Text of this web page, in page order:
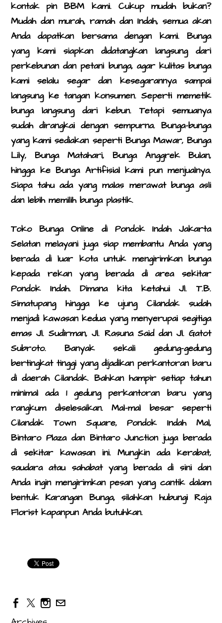
kontak pin BBM kami. Cukup mudah bukan?
Mudah dan murah, ramah dan Indah, semua akan
Anda dapatkan bersama dengan kami. Bunga
yang kami siapkan didatangkan langsung dari
perkebunan dan petani bunga, agar kulitas bunga
kami selalu segar dan kesegarannya sampai
langsung ke tangan konsumen. Seperti memetik
bunga langsung dari kebun. Tetapi semuanya
sudah dirangkai dengan sempurna. Bunga-bunga
yang kami sediakan seperti Bunga Mawar, Bunga
Lily, Bunga Matahari, Bunga Anggrek Bulan,
hingga ke Bunga Artifisial kami pun menjualnya.
Siapa tahu ada yang malas merawat bunga asli
dan lebih memilih bunga plastik.
Toko Bunga Online di Pondok Indah Jakarta
Selatanmelayani juga siap membantu Anda yang
berada di luar kota untuk mengirimkan bunga
kepada rekan yang berada di area sekitar
Pondok Indah. Dimana kita ketahui Jl. T.B.
Simatupang hingga ke ujung Cilandak sudah
menjadi kawasan kedua yang menyerupai segitiga
emas Jl. Sudirman, Jl. Rasuna Said dan Jl. Gatot
Subroto. Banyak sekali gedung-gedung
bertingkat tinggi yang dijadikan perkantoran baru
di daerah Cilandak. Bahkan hampir setiap tahun
minimal ada 1 gedung perkantoran baru yang
rangkum diselesaikan. Mal-mal besar seperti
Cilandak Town Square, Pondok Indah Mal,
Bintaro Plaza dan Bintaro Junction juga berada
di sekitar kawasan ini. Mungkin ada kerabat,
saudara atau sahabat yang berada di sini dan
Anda ingin mengirimkan pesan yang cantik dalam
bentuk Karangan Bunga, silahkan hubungi Raja
Florist kapanpun Anda butuhkan.